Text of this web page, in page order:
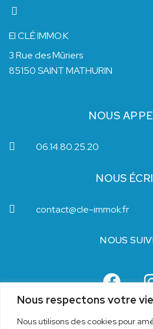
Nous respectons votre
Nous utilisons des cookies pour
EI CLÉ IMMO.K
3 Rue des Mûriers
85150 SAINT MATHURIN
NOUS
06.14.80.25.20
NOUS
contact@cle-immok.fr
NOUS